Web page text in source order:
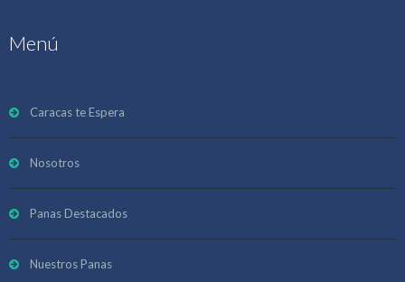
Menú
Caracas te Espera
Nosotros
Panas Destacados
Nuestros Panas